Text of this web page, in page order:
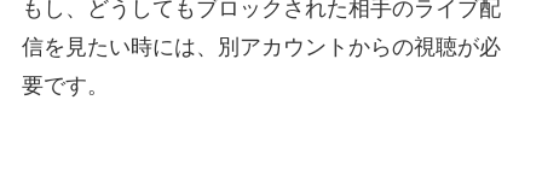
もし、どうしてもブロックされた相手のライブ配
信を見たい時には、別アカウントからの視聴が必
要です。